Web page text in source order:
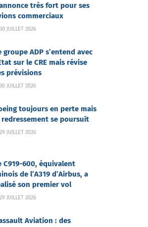
très fort pour ses
commerciaux
30 JUILLET 2026
groupe ADP s’entend avec
sur le CRE mais révise
prévisions
30 JUILLET 2026
toujours en perte mais
redressement se poursuit
29 JUILLET 2026
C919-600, équivalent
de l’A319 d’Airbus, a
son premier vol
29 JUILLET 2026
Aviation : des